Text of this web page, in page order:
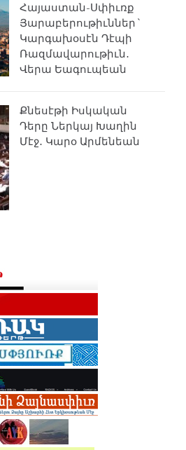
Հայաստան-Սփիւռք
Յարաբերութիւններ`
Կարգախօսէն Դէպի
Ռազմավարութիւն․
Վերա Եագուպեան
Քնեսէթի Իսկական
Դերը Ներկայ Խաղին
Մէջ․ Կարօ Արմենեան